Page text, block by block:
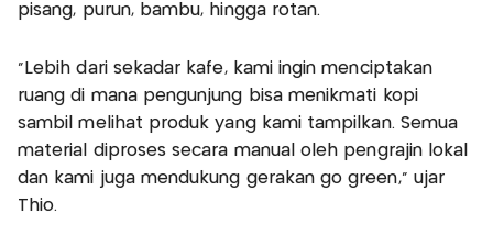
pisang, purun, bambu, hingga rotan.
“Lebih dari sekadar kafe, kami ingin menciptakan
ruang di mana pengunjung bisa menikmati kopi
sambil melihat produk yang kami tampilkan. Semua
material diproses secara manual oleh pengrajin lokal
dan kami juga mendukung gerakan go green,” ujar
Thio.